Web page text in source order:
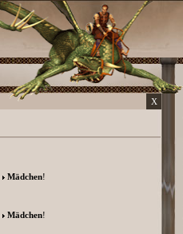
X
Mädchen!
Mädchen!